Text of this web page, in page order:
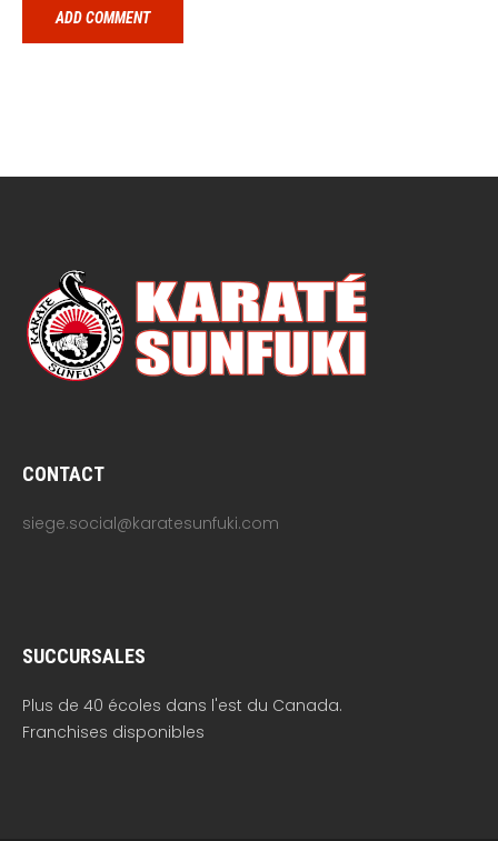
CONTACT
siege.social@karatesunfuki.com
SUCCURSALES
Plus de 40 écoles dans l'est du Canada.
Franchises disponibles